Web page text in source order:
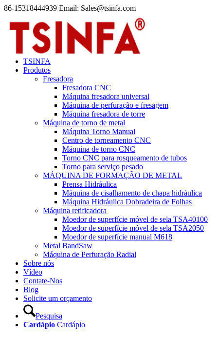
86-15318444939 Email: Sales@tsinfa.com
TSINFA
Produtos
Fresadora
Fresadora CNC
Máquina fresadora universal
Máquina de perfuração e fresagem
Máquina fresadora de torre
Máquina de torno de metal
Máquina Torno Manual
Centro de torneamento CNC
Máquina de torno CNC
Torno CNC para rosqueamento de tubos
Torno para serviço pesado
MÁQUINA DE FORMAÇÃO DE METAL
Prensa Hidráulica
Máquina de cisalhamento de chapa hidráulica
Máquina Hidráulica Dobradeira de Folhas
Máquina retificadora
Moedor de superfície móvel de sela TSA40100
Moedor de superfície móvel de sela TSA2050
Moedor de superfície manual M618
Metal BandSaw
Máquina de Perfuração Radial
Sobre nós
Vídeo
Contate-Nos
Blog
Solicite um orçamento
Pesquisa
Cardápio Cardápio